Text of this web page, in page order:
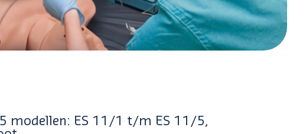
modellen: ES 11/1 t/m ES 11/5,